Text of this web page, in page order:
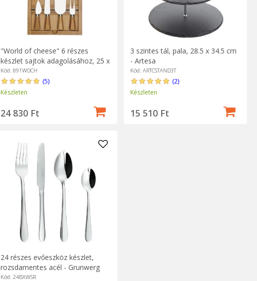
"World of cheese" 6 részes
készlet sajtok adagolásához, 25 x
25 cm - Easy Life
Kód: 891WOCH
(5)
Készleten
24 830 Ft
3 szintes tál, pala, 28.5 x 34.5 cm
- Artesa
Kód: ARTCSTAND3T
(2)
Készleten
15 510 Ft
24 részes evőeszköz készlet,
rozsdamentes acél - Grunwerg
Kód: 24BXWSR